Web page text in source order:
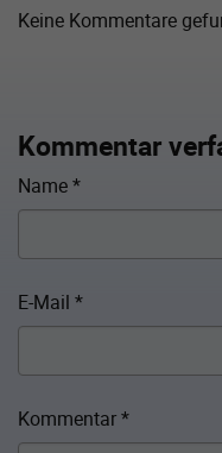
Keine Kommentare
Kommentar
Name*
E-Mail *
Kommentar*